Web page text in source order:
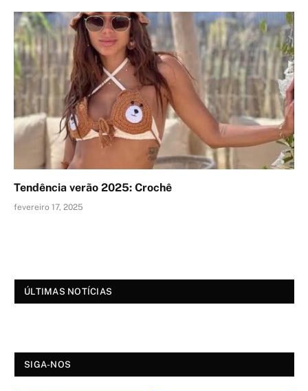
Tendência verão 2025: Crochê
fevereiro 17, 2025
ÚLTIMAS NOTÍCIAS
SIGA-NOS